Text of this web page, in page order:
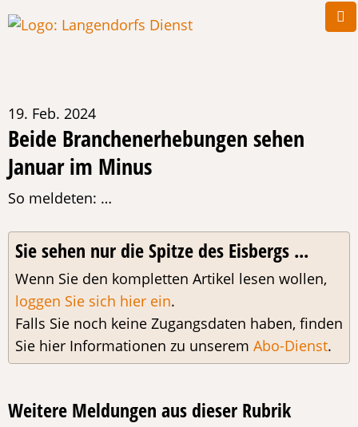
19. Feb. 2024
Beide Branchenerhebungen sehen
Januar im Minus
So meldeten: …
Sie sehen nur die Spitze des Eisbergs ...
Wenn Sie den kompletten Artikel lesen wollen,
loggen Sie sich hier ein.
Falls Sie noch keine Zugangsdaten haben, finden
Sie hier Informationen zu unserem Abo-Dienst.
Weitere Meldungen aus dieser Rubrik